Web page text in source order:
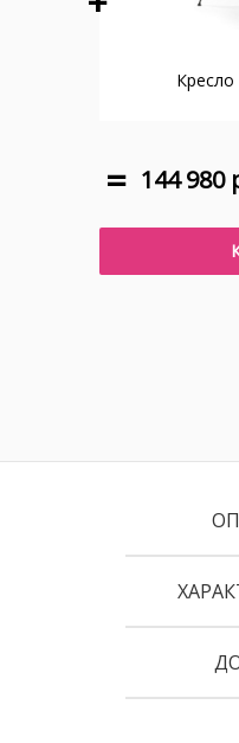
144 980